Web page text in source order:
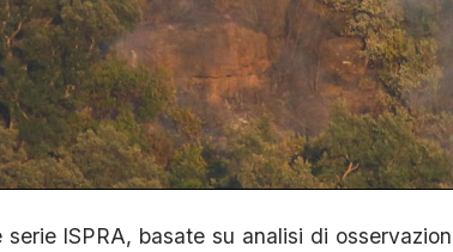
serie ISPRA, basate su analisi di